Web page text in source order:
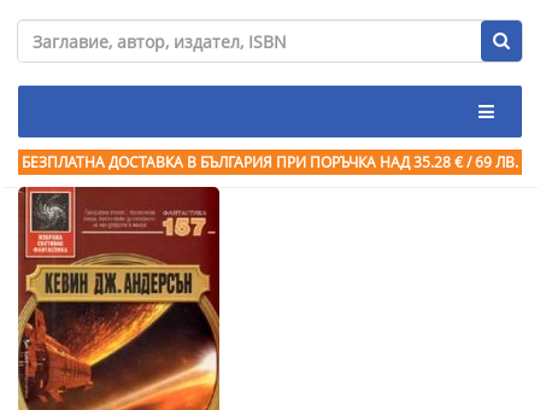
БЕЗПЛАТНА ДОСТАВКА В БЪЛГАРИЯ ПРИ ПОРЪЧКА НАД 35.28 € / 69 ЛВ.